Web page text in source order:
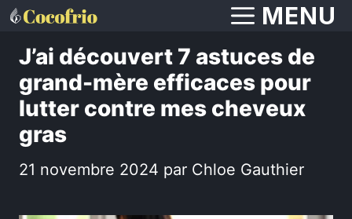
Aller
contenu
MENU
J’ai découvert 7 astuces de
grand-mère efficaces pour
lutter contre mes cheveux
gras
21 novembre 2024 par Chloe Gauthier